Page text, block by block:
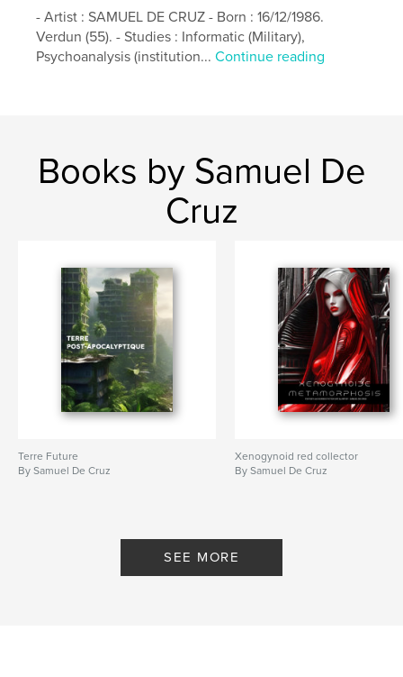
samuel de cruz anami , robotic ,
robotique robot
- Artist : SAMUEL DE CRUZ - Born : 16/12/1986.
Verdun (55). - Studies : Informatic (Military),
Psychoanalysis (institution...Continue reading
Books by Samuel De
Cruz
Terre Future
By Samuel De Cruz
Xenogynoid red collector
By Samuel De Cruz
SEE MORE